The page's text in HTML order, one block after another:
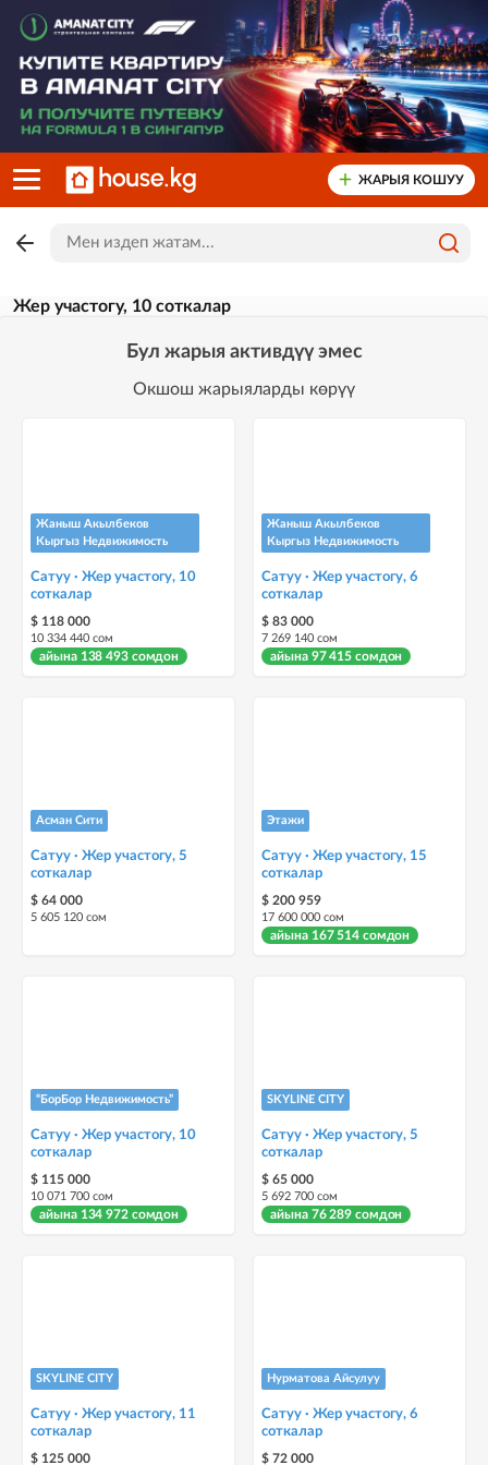
ЖАРЫЯ КОШУУ
Жер участогу, 10 соткалар
Бул жарыя активдүү эмес
Окшош жарыяларды көрүү
Жаныш Акылбеков
Кыргыз Недвижимость
Сатуу · Жер участогу, 10
соткалар
$ 118 000
10 334 440 сом
айына 138 493 сомдон
Жаныш Акылбеков
Кыргыз Недвижимость
Сатуу · Жер участогу, 6
соткалар
$ 83 000
7 269 140 сом
айына 97 415 сомдон
Асман Сити
Сатуу · Жер участогу, 5
соткалар
$ 64 000
5 605 120 сом
Этажи
Сатуу · Жер участогу, 15
соткалар
$ 200 959
17 600 000 сом
айына 167 514 сомдон
“БорБор Недвижимость”
Сатуу · Жер участогу, 10
соткалар
$ 115 000
10 071 700 сом
айына 134 972 сомдон
SKYLINE CITY
Сатуу · Жер участогу, 5
соткалар
$ 65 000
5 692 700 сом
айына 76 289 сомдон
SKYLINE CITY
Сатуу · Жер участогу, 11
соткалар
$ 125 000
Нурматова Айсулуу
Сатуу · Жер участогу, 6
соткалар
$ 72 000